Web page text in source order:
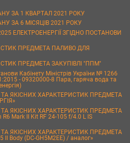
ЗА 1 КВАРТАЛ 2021 РОКУ
ЗА 6 МІСЯЦІВ 2021 РОКУ
ЕЛЕКТРОЕНЕРГІЇ ЗГІДНО ПОСТАНОВИ
ПРЕДМЕТА ПАЛИВО ДЛЯ
ПРЕДМЕТА ЗАКУПІВЛІ "ППМ"
Кабінету Міністрів України № 1266
- 09320000-8 Пара, гаряча вода та
ЯКІСНИХ ХАРАКТЕРИСТИК ПРЕДМЕТА
ЯКІСНИХ ХАРАКТЕРИСТИК ПРЕДМЕТА
Mark II Kit RF 24-105 f/4.0 L IS
ЯКІСНИХ ХАРАКТЕРИСТИК ПРЕДМЕТА
II Body (DC-GH5M2EE) / аналог»